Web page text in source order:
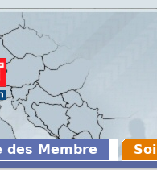
des Membre